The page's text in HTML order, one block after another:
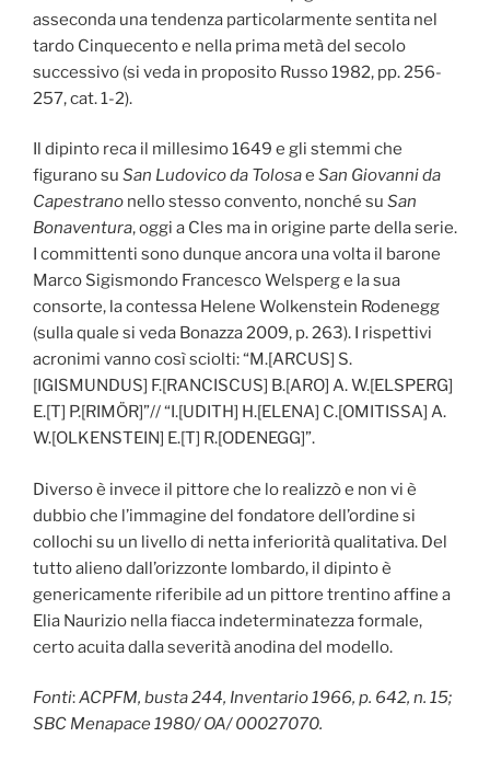
asseconda una tendenza particolarmente sentita nel
tardo Cinquecento e nella prima metà del secolo
successivo (si veda in proposito Russo 1982, pp. 256-
257, cat. 1-2).
Il dipinto reca il millesimo 1649 e gli stemmi che
figurano su San Ludovico da Tolosae San Giovanni da
Capestrano nello stesso convento, nonché su San
Bonaventura, oggi a Cles ma in origine parte della serie.
I committenti sono dunque ancora una volta il barone
Marco Sigismondo Francesco Welsperg e la sua
consorte, la contessa Helene Wolkenstein Rodenegg
(sulla quale si veda Bonazza 2009, p. 263). I rispettivi
acronimi vanno così sciolti: “M.[ARCUS] S.
[IGISMUNDUS] F.[RANCISCUS] B.[ARO] A. W.[ELSPERG]
E.[T] P.[RIMÖR]”// “I.[UDITH] H.[ELENA] C.[OMITISSA] A.
W.[OLKENSTEIN] E.[T] R.[ODENEGG]”.
Diverso è invece il pittore che lo realizzò e non vi è
dubbio che l’immagine del fondatore dell’ordine si
collochi su un livello di netta inferiorità qualitativa. Del
tutto alieno dall’orizzonte lombardo, il dipinto è
genericamente riferibile ad un pittore trentino affine a
Elia Naurizio nella fiacca indeterminatezza formale,
certo acuita dalla severità anodina del modello.
Fonti:ACPFM, busta 244, Inventario 1966, p. 642, n. 15;
SBC Menapace 1980/ OA/ 00027070.